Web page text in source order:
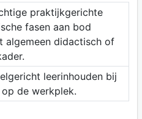
praktijkgerichte
fasen aan bod
algemeen didactisch of
leerinhouden bij
de werkplek.